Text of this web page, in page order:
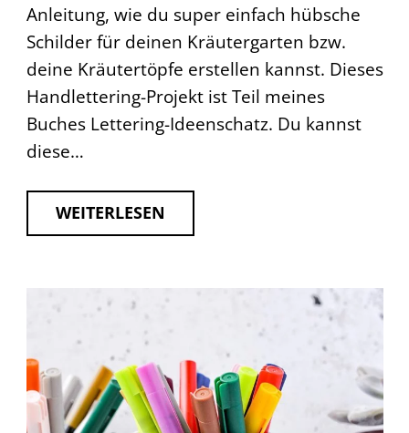
Anleitung, wie du super einfach hübsche
Schilder für deinen Kräutergarten bzw.
deine Kräutertöpfe erstellen kannst. Dieses
Handlettering-Projekt ist Teil meines
Buches Lettering-Ideenschatz. Du kannst
diese…
WEITERLESEN